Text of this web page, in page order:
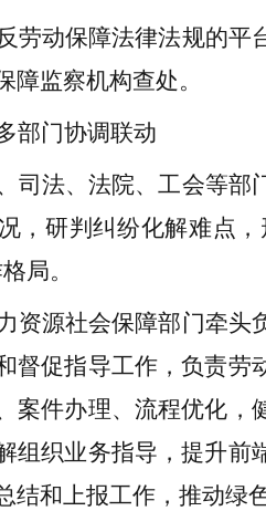
劳动保障法律法规的平
障监察机构查处。
部门协调联动
司法、法院、工会等部
，研判纠纷化解难点 ，
局。
资源社会保障部门牵头
督促指导工作，负责劳
案件办理、流程优化，
组织业务指导，提升前
结和上报工作，推动绿